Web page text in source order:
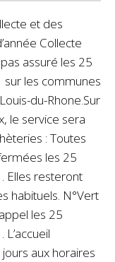
et des
Collecte
assuré les 25
les communes
du-Rhone.Sur
le service sera
: Toutes
les 25
Elles resteront
habituels. N°Vert
les 25
aux horaires